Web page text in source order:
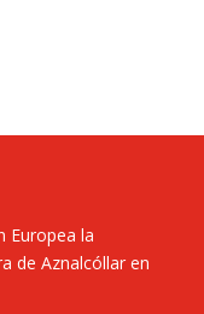
Europea la
de Aznalcóllar en